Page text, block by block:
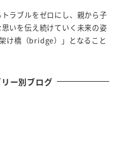
ラブルをゼロにし、親から子
いを伝え続けていく未来の姿
け橋（bridge）」となること
ー別ブログ